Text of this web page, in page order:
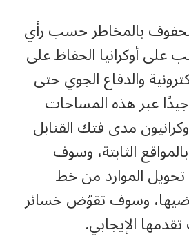
محفوف بالمخاطر حسب رأي
على أوكرانيا الحفاظ على
والدفاع الجوي حتى
عبر هذه المساحات
مدى فتك القنابل
الثابتة، وسوف
تحويل الموارد من خط
وسوف تقوّض خسائر
الإيجابي.